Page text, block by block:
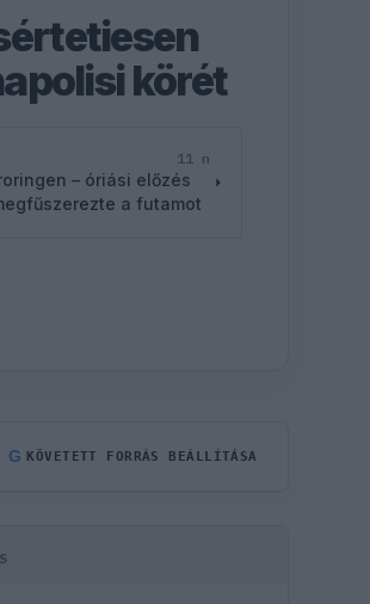
körét
11 n
– óriási előzés
a futamot
G KÖVETETT FORRÁS BEÁLLÍTÁSA